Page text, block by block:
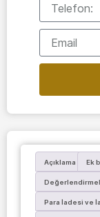
Açıklama Ek
Para İadesi ve